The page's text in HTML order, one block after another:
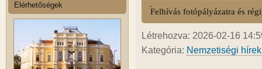
Elérhetőségek
Felhívás fotópályázatra és
Létrehozva: 2026-02-16
Kategória: Nemzetiségi hírek